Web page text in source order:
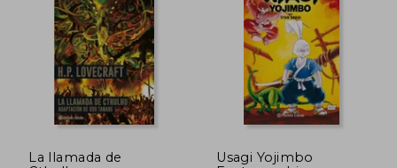
40%
dcto. $ 27.52
40%
dcto.
La llamada de
Usagi Yojimbo